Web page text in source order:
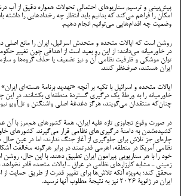
پیش‌بینی و ترسیم سناریوهای احتمالی تحولات همواره دقیق از آب
امکان را فراهم می‌کند که بدانیم باید انتظار چه رخدادهایی را
وضعیت چه اقدام‌هایی می‌توانیم انجام دهیم.
روشن است که ایالات متحده و متحدش اسرائیل، ایران را مانع
در خاورمیانه می‌دانند؛ از این‌ رو بعید است از اهدافی چون تغییر
توان موشکی و ظرفیت نظامی آن و نیز تضعیف یا حذف گروه‌ها و
ایران هستند، صرف‌نظر کنند.
ایالات متحده و اسرائیل با تکیه بر آنچه «تهدید برنامۀ هسته‌ای ایران»
خاورمیانه را به ورطۀ یک درگیری گستردۀ منطقه‌ای بکشانند. در این
چنان‌که منتقدان می‌گویند، هرگز دغدغۀ اصلی واشنگتن و تل‌آویو
در صورت وقوع تجاوزی تازه علیه ایران، همۀ کشورهای هم‌مرز با آن
کشیده‌شدن به دامنۀ درگیری‌های نظامی قرار می‌گیرند. کشورهای
چاره‌ای جز تلاش برای جلوگیری از آغاز جنگ ندارند، اما در عین
نظامی آمریکا در منطقه، اهرمی قدرتمند در برابر هرگونه مخالفت
خود را با هر سناریویی پیرامون ایران تطبیق دهند. با این حال،
زمینی ـ مشابه کارزارهای نظامی در عراق ـ ایالات متحده قادر
محقق کند؛ به‌ویژه آنکه تلاش‌ها برای تغییر قدرت از طریق حمایت از
ایران در ژانویۀ ۲۰۲۶ نیز به نتیجۀ مطلوب آنها نرسید.